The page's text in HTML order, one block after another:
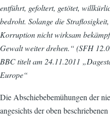
entführt, gefoltert, getötet,
bedroht. Solange die
Korruption nicht wirksam
Gewalt weiter drehen.“ (SFH
BBC titelt am 24.11.2011
Europe“
Die Abschiebebemühungen der
angesichts der oben